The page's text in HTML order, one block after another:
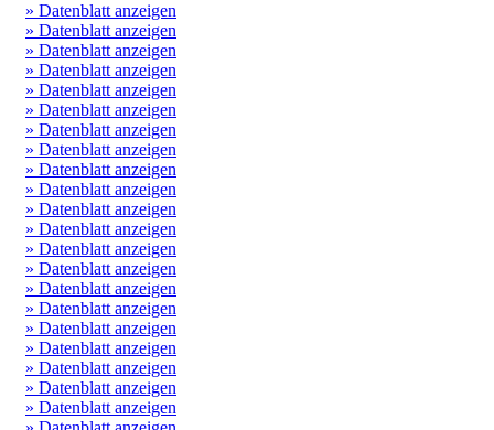
» Datenblatt anzeigen
» Datenblatt anzeigen
» Datenblatt anzeigen
» Datenblatt anzeigen
» Datenblatt anzeigen
» Datenblatt anzeigen
» Datenblatt anzeigen
» Datenblatt anzeigen
» Datenblatt anzeigen
» Datenblatt anzeigen
» Datenblatt anzeigen
» Datenblatt anzeigen
» Datenblatt anzeigen
» Datenblatt anzeigen
» Datenblatt anzeigen
» Datenblatt anzeigen
» Datenblatt anzeigen
» Datenblatt anzeigen
» Datenblatt anzeigen
» Datenblatt anzeigen
» Datenblatt anzeigen